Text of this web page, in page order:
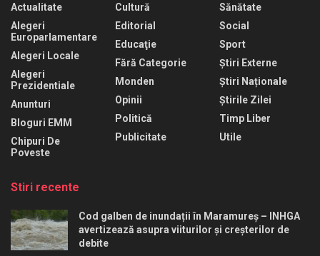
Actualitate
Alegeri
Europarlamentare
Alegeri Locale
Alegeri
Prezidentiale
Anunturi
Bloguri EMM
Chipuri De
Poveste
Cultură
Editorial
Educaţie
Fără Categorie
Monden
Opinii
Politică
Publicitate
Sănătate
Social
Sport
Știri Externe
Știri Naționale
Știrile Zilei
Timp Liber
Utile
Stiri recente
Cod galben de inundații în Maramureș – INHGA
avertizează asupra viiturilor și creșterilor de
debite